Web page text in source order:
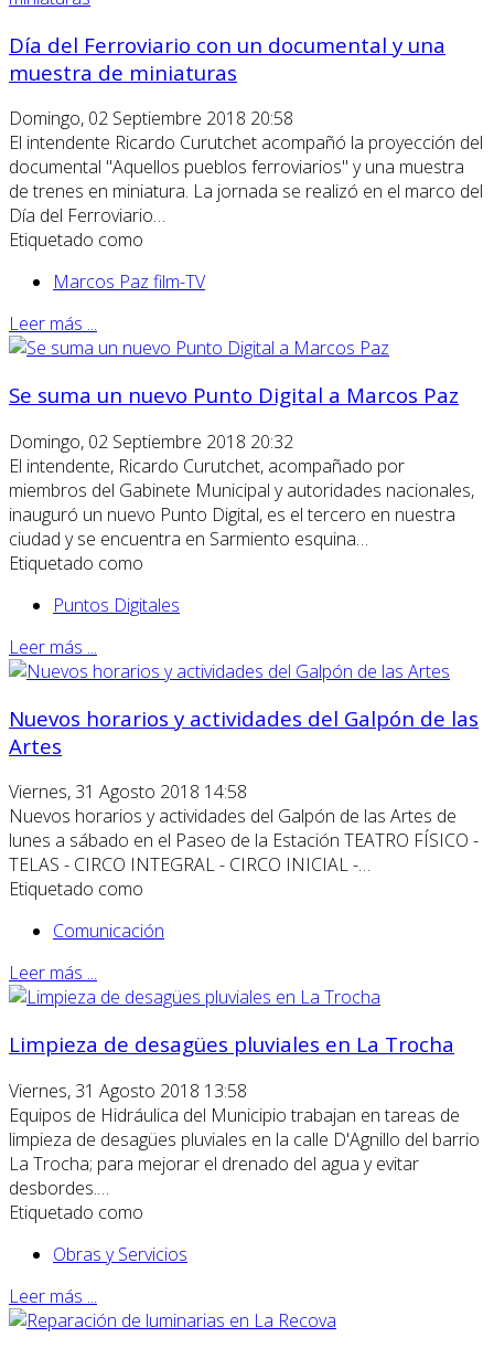
Día del Ferroviario con un documental y una
muestra de miniaturas
Domingo, 02 Septiembre 2018 20:58
El intendente Ricardo Curutchet acompañó la proyección del
documental "Aquellos pueblos ferroviarios" y una muestra
de trenes en miniatura. La jornada se realizó en el marco del
Día del Ferroviario…
Etiquetado como
Marcos Paz film-TV
Leer más ...
Se suma un nuevo Punto Digital a Marcos Paz
Domingo, 02 Septiembre 2018 20:32
El intendente, Ricardo Curutchet, acompañado por
miembros del Gabinete Municipal y autoridades nacionales,
inauguró un nuevo Punto Digital, es el tercero en nuestra
ciudad y se encuentra en Sarmiento esquina…
Etiquetado como
Puntos Digitales
Leer más ...
Nuevos horarios y actividades del Galpón de las
Artes
Viernes, 31 Agosto 2018 14:58
Nuevos horarios y actividades del Galpón de las Artes de
lunes a sábado en el Paseo de la Estación TEATRO FÍSICO -
TELAS - CIRCO INTEGRAL - CIRCO INICIAL -…
Etiquetado como
Comunicación
Leer más ...
Limpieza de desagües pluviales en La Trocha
Viernes, 31 Agosto 2018 13:58
Equipos de Hidráulica del Municipio trabajan en tareas de
limpieza de desagües pluviales en la calle D'Agnillo del barrio
La Trocha; para mejorar el drenado del agua y evitar
desbordes.…
Etiquetado como
Obras y Servicios
Leer más ...